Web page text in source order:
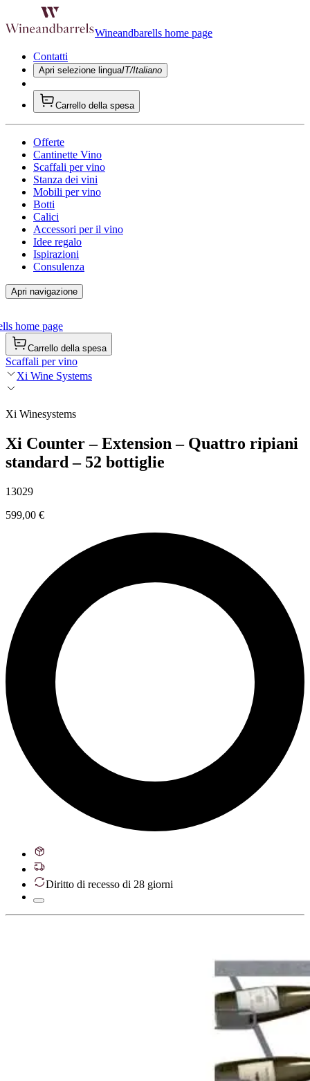
Wineandbarells home page
Contatti
Apri selezione linguaIT/Italiano
Carrello della spesa
Offerte
Cantinette Vino
Scaffali per vino
Stanza dei vini
Mobili per vino
Botti
Calici
Accessori per il vino
Idee regalo
Ispirazioni
Consulenza
Apri navigazione
home page
Carrello della spesa
Scaffali per vino
Xi Wine Systems
Xi Winesystems
Xi Counter – Extension – Quattro ripiani
standard – 52 bottiglie
13029
599,00 €
Diritto di recesso di 28 giorni